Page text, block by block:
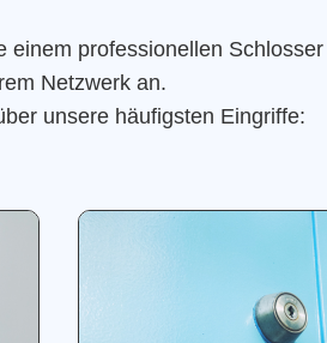
einem professionellen
Netzwerk an.
unsere häufigsten Eingriffe: